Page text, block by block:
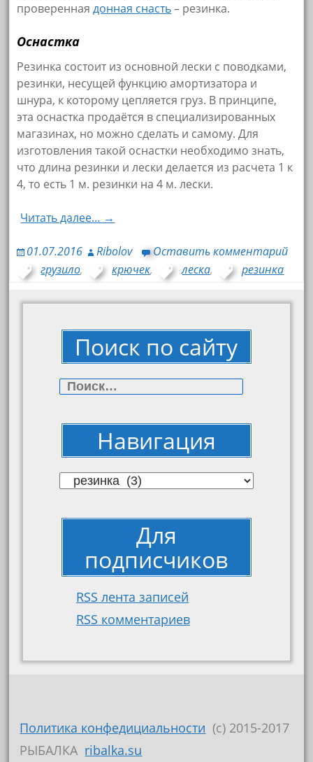
провереннаядонная снасть– резинка.
Оснастка
Резинка состоит из основной лески с поводками,
резинки, несущей функцию амортизатора и
шнура, к которому цепляется груз. В принципе,
эта оснастка продаётся в специализированных
магазинах, но можно сделать и самому. Для
изготовления такой оснастки необходимо знать,
что длина резинки и лески делается из расчета 1 к
4, то есть 1 м. резинки на 4 м. лески.
Читать далее… →
01.07.2016 Ribolov
Оставить комментарий
грузило, крючек, леска, резинка
Поиск по сайту
Найти:
Навигация
Навигация
Для
подписчиков
RSS лента записей
RSS комментариев
Политика конфедициальности (c) 2015-2017
РЫБАЛКА ribalka.su